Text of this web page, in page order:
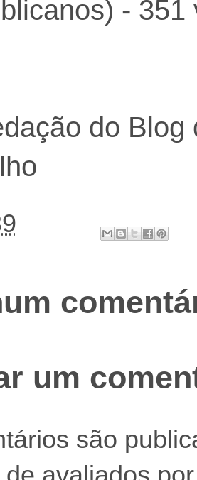
-
do Blog
um
são